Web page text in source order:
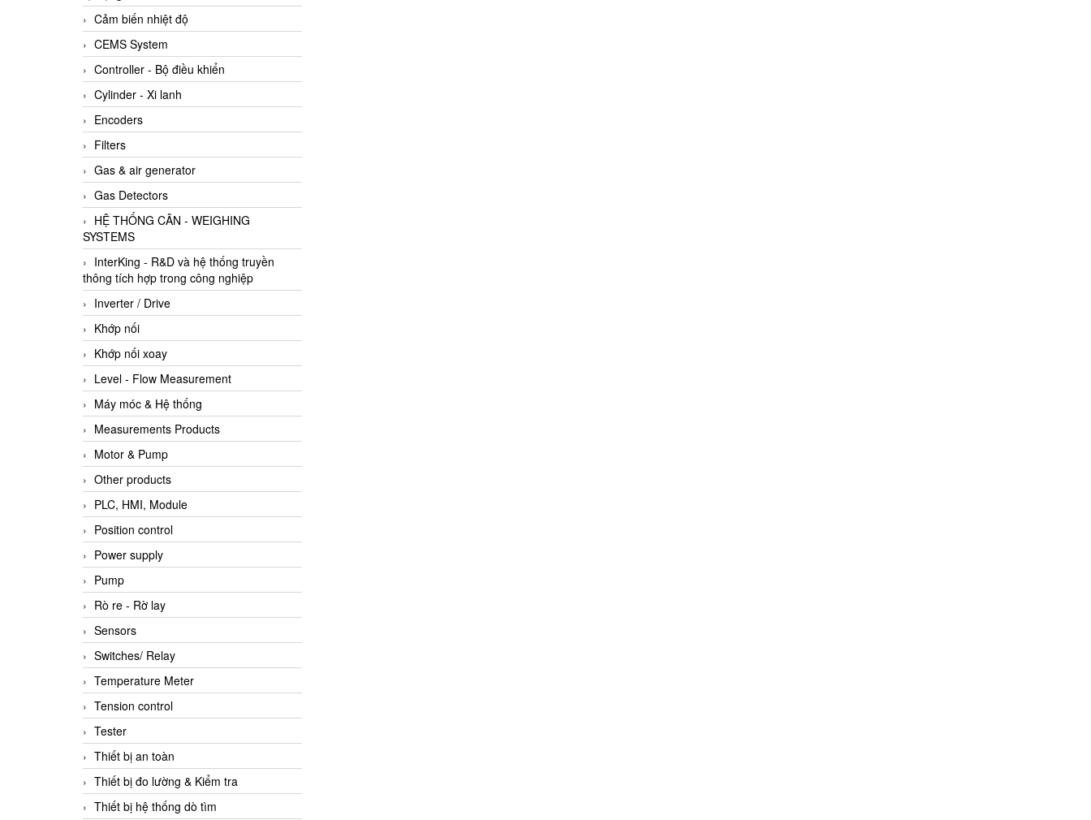
Cảm biến nhiệt độ
CEMS System
Controller - Bộ điều khiển
Cylinder - Xi lanh
Encoders
Filters
Gas & air generator
Gas Detectors
HỆ THỐNG CÂN - WEIGHING
SYSTEMS
InterKing - R&D và hệ thống truyền
thông tích hợp trong công nghiệp
Inverter / Drive
Khớp nối
Khớp nối xoay
Level - Flow Measurement
Máy móc & Hệ thống
Measurements Products
Motor & Pump
Other products
PLC, HMI, Module
Position control
Power supply
Pump
Rò re - Rờ lay
Sensors
Switches/ Relay
Temperature Meter
Tension control
Tester
Thiết bị an toàn
Thiết bị đo lường & Kiểm tra
Thiết bị hệ thống dò tìm